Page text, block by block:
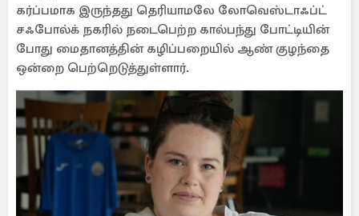
கர்ப்பமாக இருந்தது தெரியாமலே லோவெஸ்டாஃப்ட்
சஃபோல்க் நகரில் நடைபெற்ற கால்பந்து போட்டியின்
போது மைதானத்தின் கழிப்பறையில் ஆண் குழந்தை
ஒன்றை பெற்றெடுத்துள்ளார்.